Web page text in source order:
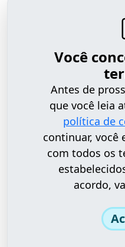
Você
Antes de
que você leia
política de
continuar, você
com todos os
acordo,